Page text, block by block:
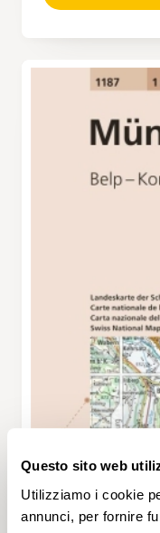
Questo sito web
Utilizziamo i cookie
annunci, per fornire